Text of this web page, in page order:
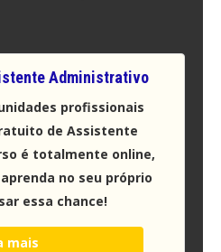
Administrativo
profissionais
de Assistente
é totalmente online,
no seu próprio
essa chance!
mais